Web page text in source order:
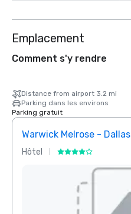
Emplacement
Comment s'y rendre
Distance from airport 3.2 mi
Parking dans les environs
Parking gratuit
Warwick Melrose - Dallas
Hôtel